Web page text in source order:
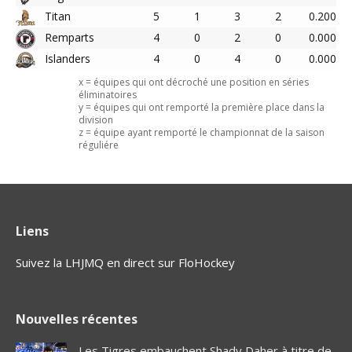
Titan
5 1 3 2
0.200
Remparts
4 0 2 0
0.000
Islanders
4 0 4 0 0.000
x = équipes qui ont décroché une position en séries
éliminatoires
y = équipes qui ont remporté la première place dans la
division
z = équipe ayant remporté le championnat de la saison
réguliére
Liens
Suivez la LHJMQ en direct sur FloHockey
Nouvelles récentes